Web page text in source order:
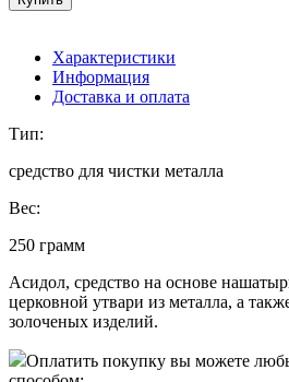
Характеристики
Информация
Доставка и оплата
Тип:
средство для чистки металла
Вес:
250 грамм
Асидол, средство на основе
церковной утвари из металла, а
золоченых изделий.
Оплатить покупку вы можете